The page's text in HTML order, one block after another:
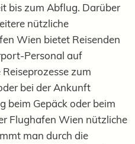
bis zum Abflug. Darüber
nützliche
Wien bietet Reisenden
Personal auf
zum
bei der Ankunft
beim Gepäck oder beim
Flughafen Wien nützliche
man durch die